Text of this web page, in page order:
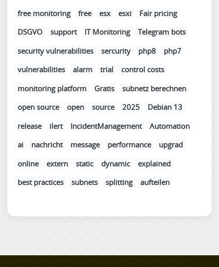
free monitoring
free esx esxi
Fair pricing
DSGVO
support IT Monitoring
Telegram bots
security vulnerabilities
sercurity php8
php7
vulnerabilities
alarm trial
control costs
monitoring platform
Gratis
subnetz berechnen
open source
open source 2025
Debian 13
release
ilert IncidentManagement
Automation
ai
nachricht message performance
upgrad
online
extern static dynamic
explained
best practices
subnets splitting aufteilen